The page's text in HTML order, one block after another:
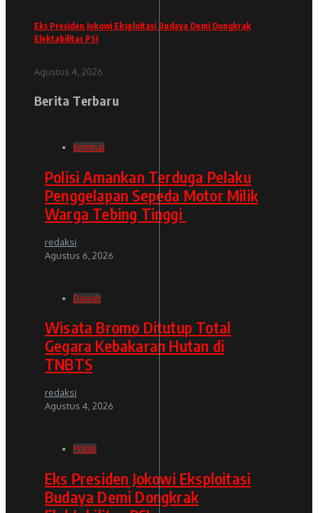
Eks Presiden Jokowi Eksploitasi Budaya Demi Dongkrak
Elektabilitas PSI
Agustus 4, 2026
Berita Terbaru
Kriminal
Polisi Amankan Terduga Pelaku
Penggelapan Sepeda Motor Milik
Warga Tebing Tinggi
redaksi
Agustus 6, 2026
Daerah
Wisata Bromo Ditutup Total
Gegara Kebakaran Hutan di
TNBTS
redaksi
Agustus 4, 2026
Politik
Eks Presiden Jokowi Eksploitasi
Budaya Demi Dongkrak